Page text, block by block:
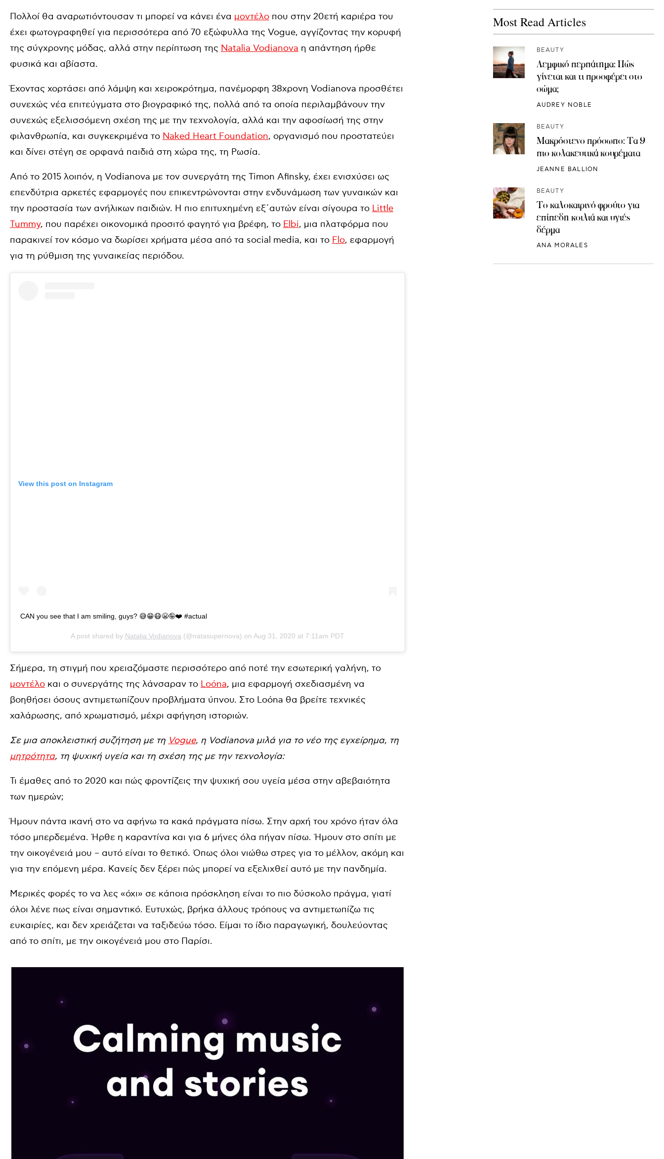
Πολλοί θα αναρωτιόντουσαν τι μπορεί να κάνει ένα μοντέλο που στην 20ετή καριέρα του
έχει φωτογραφηθεί για περισσότερα από 70 εξώφυλλα της Vogue, αγγίζοντας την κορυφή
της σύγχρονης μόδας, αλλά στην περίπτωση της Natalia Vodianova η απάντηση ήρθε
φυσικά και αβίαστα.
Έχοντας χορτάσει από λάμψη και χειροκρότημα, πανέμορφη 38χρονη Vodianova προσθέτει
συνεχώς νέα επιτεύγματα στο βιογραφικό της, πολλά από τα οποία περιλαμβάνουν την
συνεχώς εξελισσόμενη σχέση της με την τεχνολογία, αλλά και την αφοσίωσή της στην
φιλανθρωπία, και συγκεκριμένα το Naked Heart Foundation, οργανισμό που προστατεύει
και δίνει στέγη σε ορφανά παιδιά στη χώρα της, τη Ρωσία.
Από το 2015 λοιπόν, η Vodianova με τον συνεργάτη της Timon Afinsky, έχει ενισχύσει ως
επενδύτρια αρκετές εφαρμογές που επικεντρώνονται στην ενδυνάμωση των γυναικών και
την προστασία των ανήλικων παιδιών. Η πιο επιτυχημένη εξ΄αυτών είναι σίγουρα το Little
Tummy, που παρέχει οικονομικά προσιτό φαγητό για βρέφη, το Elbi, μια πλατφόρμα που
παρακινεί τον κόσμο να δωρίσει χρήματα μέσα από τα social media, και το Flo, εφαρμογή
για τη ρύθμιση της γυναικείας περιόδου.
View this post on Instagram
CAN you see that I am smiling, guys? 😅😁😷😬🤪❤️ #actual
A post shared by Natalia Vodianova (@natasupernova) on Aug 31, 2020 at 7:11am PDT
Σήμερα, τη στιγμή που χρειαζόμαστε περισσότερο από ποτέ την εσωτερική γαλήνη, το
μοντέλο και ο συνεργάτης της λάνσαραν το Loóna, μια εφαρμογή σχεδιασμένη να
βοηθήσει όσους αντιμετωπίζουν προβλήματα ύπνου. Στο Loóna θα βρείτε τεχνικές
χαλάρωσης, από χρωματισμό, μέχρι αφήγηση ιστοριών.
Σε μια αποκλειστική συζήτηση με τη Vogue, η Vodianova μιλά για το νέο της εγχείρημα, τη
μητρότητα, τη ψυχική υγεία και τη σχέση της με την τεχνολογία:
Τι έμαθες από το 2020 και πώς φροντίζεις την ψυχική σου υγεία μέσα στην αβεβαιότητα
των ημερών;
Ήμουν πάντα ικανή στο να αφήνω τα κακά πράγματα πίσω. Στην αρχή του χρόνο ήταν όλα
τόσο μπερδεμένα. Ήρθε η καραντίνα και για 6 μήνες όλα πήγαν πίσω. Ήμουν στο σπίτι με
την οικογένειά μου – αυτό είναι το θετικό. Όπως όλοι νιώθω στρες για το μέλλον, ακόμη και
για την επόμενη μέρα. Κανείς δεν ξέρει πώς μπορεί να εξελιχθεί αυτό με την πανδημία.
Μερικές φορές το να λες «όχι» σε κάποια πρόσκληση είναι το πιο δύσκολο πράγμα, γιατί
όλοι λένε πως είναι σημαντικό. Ευτυχώς, βρήκα άλλους τρόπους να αντιμετωπίζω τις
ευκαιρίες, και δεν χρειάζεται να ταξιδεύω τόσο. Είμαι το ίδιο παραγωγική, δουλεύοντας
από το σπίτι, με την οικογένειά μου στο Παρίσι.
Most Read Articles
BEAUTY
Λεμφικό περπάτημα: Πώς
γίνεται και τι προσφέρει στο
σώμα;
AUDREY NOBLE
BEAUTY
Μακρόστενο πρόσωπο: Τα 9
πιο κολακευτικά κουρέματα
JEANNE BALLION
BEAUTY
Το καλοκαιρινό φρούτο για
επίπεδη κοιλιά και υγιές
δέρμα
ANA MORALES